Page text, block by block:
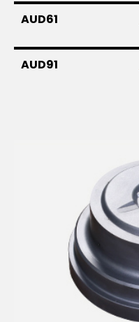
AUD61
AUD91